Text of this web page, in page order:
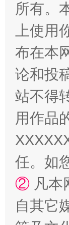
国家大
所有。
上使
布在本
论和投
站不得
用作品
任。如
② 凡本
自其它